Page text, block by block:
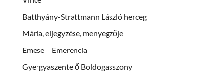
Batthyány-Strattmann László herceg
Mária, eljegyzése, menyegzője
Emese – Emerencia
Gyergyaszentelő Boldogasszony